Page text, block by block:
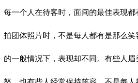
每一个人在待客时，面间的最佳表现
拍团体照片时，不是每人都有是那么笑
的一般情况下，表现却不同。有些人